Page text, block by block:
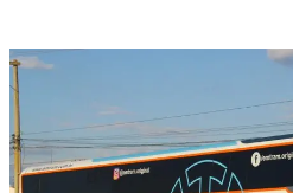
Digite
aqui
o
seu
e-
mail